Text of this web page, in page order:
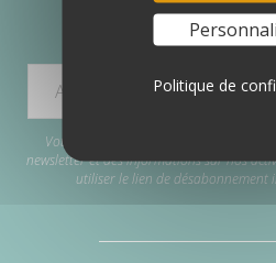
ABONNEZ-VOUS À
Votre adresse e-mail est uniquement
newsletter et des informations sur nos
utiliser le lien de désabonnement
Politique de